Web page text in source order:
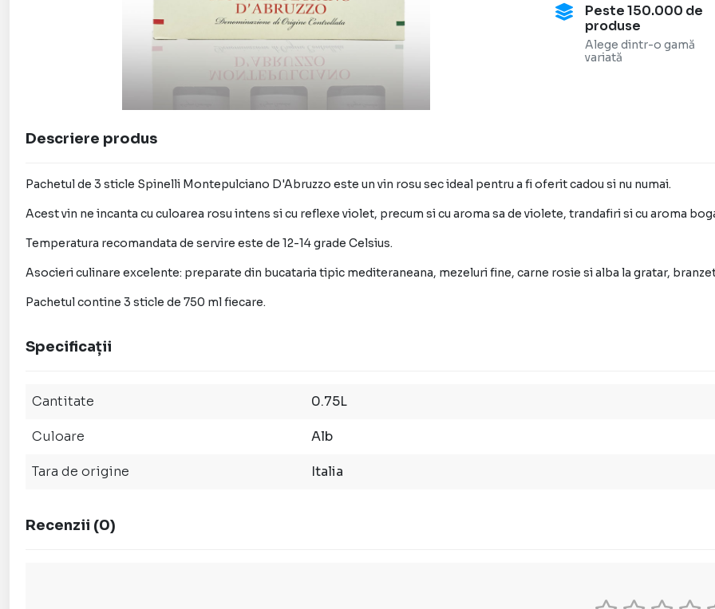
Temperatura
Asocieri culinare
mezeluri fine, carne
Peste 150.000 de
produse
Alege dintr-o gamă
variată
Descriere produs
Pachetul de 3 sticle Spinelli Montepulciano D'Abruzzo este un vin rosu sec ideal pentru a fi oferit cadou si nu numai.
Acest vin ne incanta cu culoarea rosu intens si cu reflexe violet, precum si cu aroma sa de violete, trandafiri si cu aroma
Temperatura recomandata de servire este de 12-14 grade Celsius.
Asocieri culinare excelente: preparate din bucataria tipic mediteraneana, mezeluri fine, carne rosie si alba la gratar,
Pachetul contine 3 sticle de 750 ml fiecare.
Specificații
Cantitate 0.75L
Culoare Alb
Tara de origine Italia
Recenzii (0)